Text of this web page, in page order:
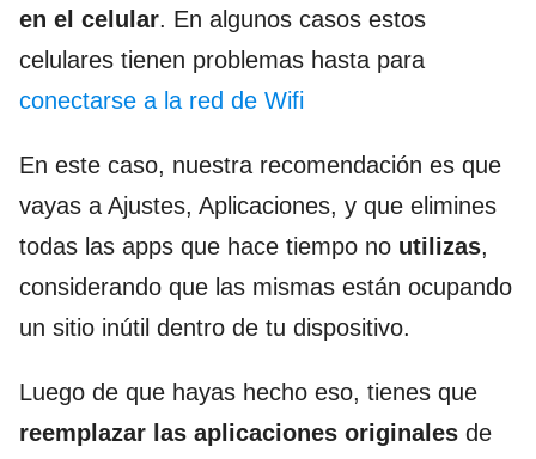
en el celular. En algunos casos estos
celulares tienen problemas hasta para
conectarse a la red de Wifi
En este caso, nuestra recomendación es que
vayas a Ajustes, Aplicaciones, y que elimines
todas las apps que hace tiempo no utilizas,
considerando que las mismas están ocupando
un sitio inútil dentro de tu dispositivo.
Luego de que hayas hecho eso, tienes que
reemplazar las aplicaciones originales de